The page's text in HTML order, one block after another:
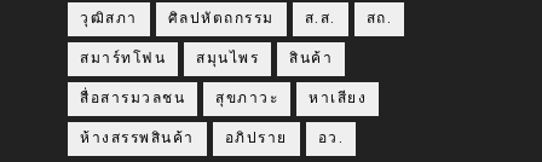
วุฒิสภา ศิลปหัตถกรรม ส.ส. สถ.
สมาร์ทโฟน สมุนไพร สินค้า
สื่อสารมวลชน สุขภาวะ หาเสียง
ห้างสรรพสินค้า อภิปราย อว.